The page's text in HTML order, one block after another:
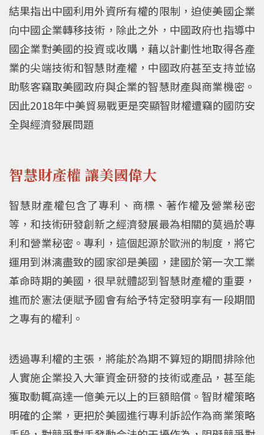
結果指出中國利用外資所有權的限制，迫使美國企業
向中國企業轉移技術，除此之外，中國政府也指導中
國企業對美國的投資或收購，藉以計劃性地取得各產
業的尖端技術和智慧財產權，中國政府甚至支持並協
助駭客竊取美國政府與企業的智慧財產與商業機密。
因此2018年中美貿易戰更是突顯智財權遭竊的國防安
全與經濟發展問題
智慧財產權 讓美國偉大
智慧財產權包含了專利、商標、著作權及營業秘密
等，和技術研發創新之經濟發展最為相關的莫過於專
利和營業秘密。專利，這個起源於歐洲的制度，將它
運用到淋漓盡致的國家卻是美國，建國於第一次工業
革命時期的美國，很早就體認到智慧財產權的重要，
進而於憲法便賦予國會有給予特定發明享有一段期間
之專有的權利。
透過專利權的主張，將能於為期不算短的期間排除他
人實施企業投入大筆資金研發的技術或產品，甚至能
獲取動輒高達一億美元以上的巨額賠償。智財權策略
明確的企業，更把於美國進行專利訴訟作為商業策略